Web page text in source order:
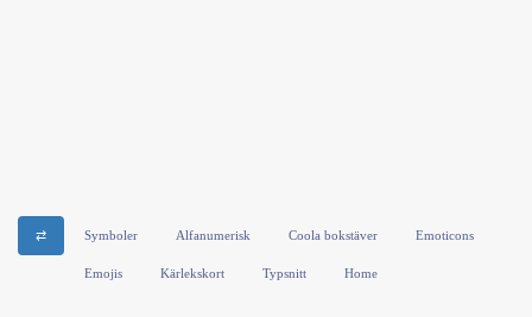
⇄ Symboler Alfanumerisk Coola bokstäver Emoticons
Emojis Kärlekskort Typsnitt Home